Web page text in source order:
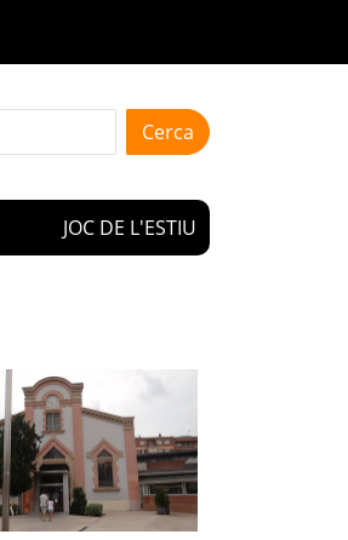
JOC DE L'ESTIU